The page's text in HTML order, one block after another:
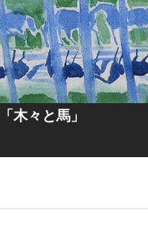
「木々と馬」